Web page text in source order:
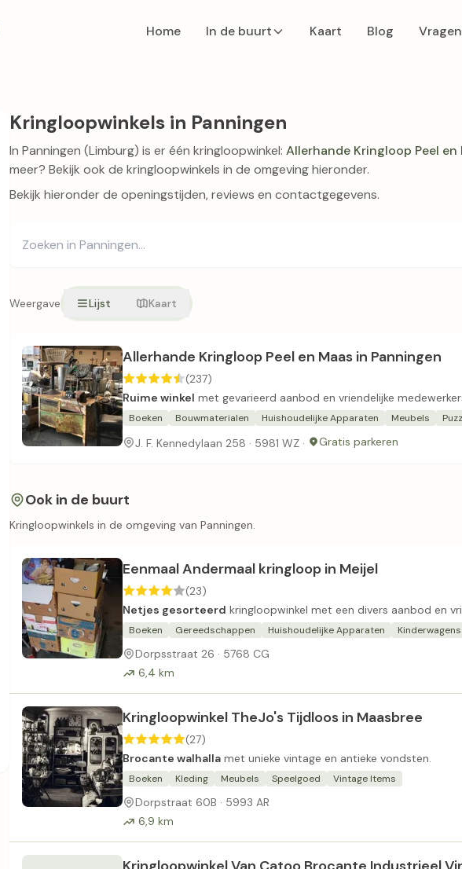
Home In de buurt Kaart Blog
Kringloopwinkels in Panningen
In Panningen (Limburg) is er één kringloopwinkel: Allerhande Kringloop Peel en
meer? Bekijk ook de kringloopwinkels in de omgeving hieronder.
Bekijk hieronder de openingstijden, reviews en contactgegevens.
Weergave Lijst Kaart
Allerhande Kringloop Peel en Maas in Panningen
(237)
Ruime winkel met gevarieerd aanbod en vriendelijke
Boeken Bouwmaterialen Huishoudelijke Apparaten Meubels
J. F. Kennedylaan 258 · 5981 WZ · Gratis parkeren
Ook in de buurt
Kringloopwinkels in de omgeving van Panningen.
Eenmaal Andermaal kringloop in Meijel
(23)
Netjes gesorteerd kringloopwinkel met een divers aanbod en
Boeken Gereedschappen Huishoudelijke Apparaten Kinderwagens
Dorpsstraat 26 · 5768 CG
6,4 km
Kringloopwinkel TheJo's Tijdloos in Maasbree
(27)
Brocante walhalla met unieke vintage en antieke vondsten.
Boeken Kleding Meubels Speelgoed Vintage Items
Dorpstraat 60B · 5993 AR
6,9 km